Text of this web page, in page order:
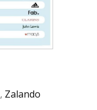
, Zalando